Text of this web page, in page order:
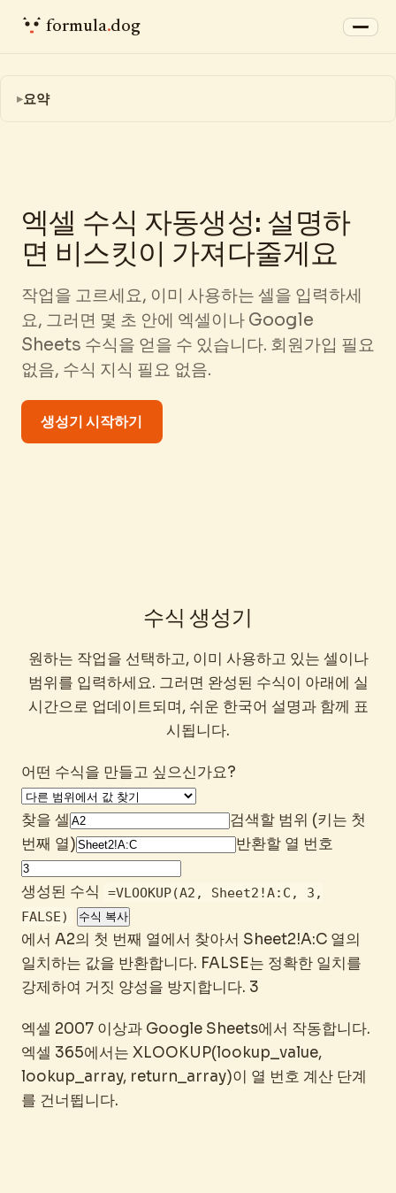
요약
엑셀 수식 자동생성: 설명하
면 비스킷이 가져다줄게요
작업을 고르세요, 이미 사용하는 셀을 입력하세
요, 그러면 몇 초 안에 엑셀이나 Google
Sheets 수식을 얻을 수 있습니다. 회원가입 필요
없음, 수식 지식 필요 없음.
생성기 시작하기
수식 생성기
원하는 작업을 선택하고, 이미 사용하고 있는 셀이나
범위를 입력하세요. 그러면 완성된 수식이 아래에 실
시간으로 업데이트되며, 쉬운 한국어 설명과 함께 표
시됩니다.
어떤 수식을 만들고 싶으신가요?
찾을 셀
검색할 범위 (키는 첫
번째 열)
반환할 열 번호
생성된 수식
=VLOOKUP(A2, Sheet2!A:C, 3,
FALSE)
수식 복사
에서 A2의 첫 번째 열에서 찾아서 Sheet2!A:C 열의
일치하는 값을 반환합니다. FALSE는 정확한 일치를
강제하여 거짓 양성을 방지합니다. 3
엑셀 2007 이상과 Google Sheets에서 작동합니다.
엑셀 365에서는 XLOOKUP(lookup_value,
lookup_array, return_array)이 열 번호 계산 단계
를 건너뜁니다.
formula.dog